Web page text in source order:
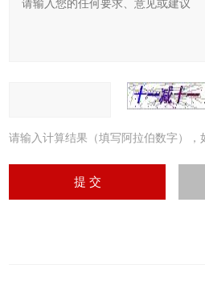
请输入计算结果（填写阿拉伯数字），